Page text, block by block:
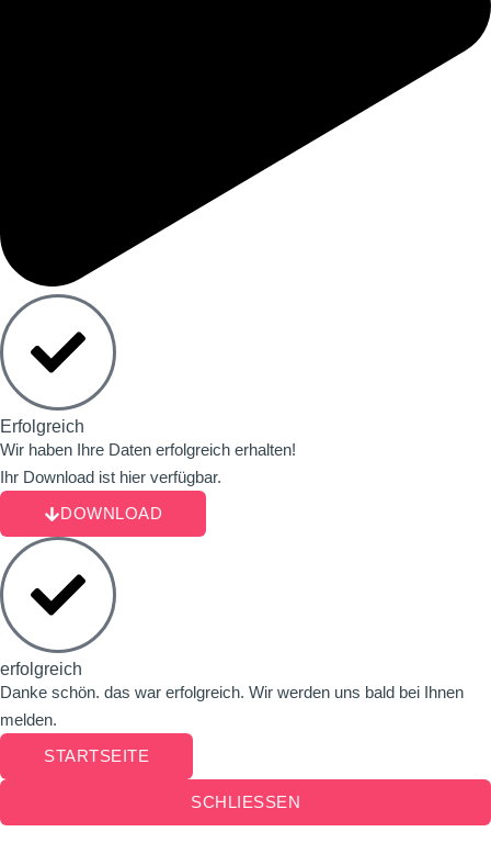
Erfolgreich
Wir haben Ihre Daten erfolgreich erhalten!
Ihr Download ist hier verfügbar.
DOWNLOAD
erfolgreich
Danke schön. das war erfolgreich. Wir werden uns bald bei Ihnen
melden.
STARTSEITE
SCHLIESSEN